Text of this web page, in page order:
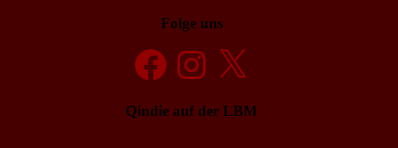
Folge uns
FacebookInstagramX
Qindie auf der LBM